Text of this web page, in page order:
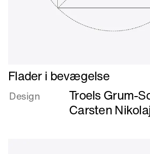
Læs
mere
om
Flader i bevægelse
Design Troels Grum-
Carsten